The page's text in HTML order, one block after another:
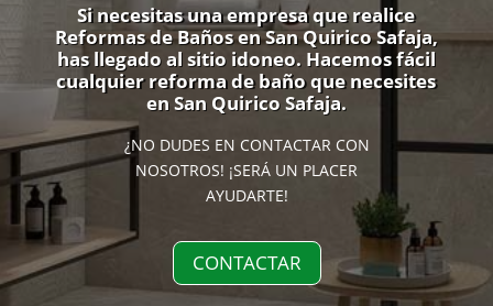
Si necesitas una empresa que realice
Reformas de Baños en San Quirico Safaja,
has llegado al sitio idoneo. Hacemos fácil
cualquier reforma de baño que necesites
en San Quirico Safaja.
¿NO DUDES EN CONTACTAR CON
NOSOTROS! ¡SERÁ UN PLACER
AYUDARTE!
CONTACTAR